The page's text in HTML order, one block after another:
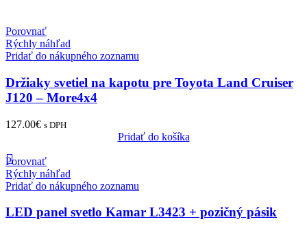
Porovnať
Rýchly náhľad
Pridať do nákupného zoznamu
Držiaky svetiel na kapotu pre Toyota Land Cruiser
J120 – More4x4
127.00€ s DPH
Pridať do košíka
Porovnať
Rýchly náhľad
Pridať do nákupného zoznamu
LED panel svetlo Kamar L3423 + pozičný pásik